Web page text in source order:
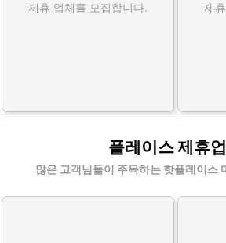
제휴 업체를 모집합니다. 제
플레이스 제휴
많은 고객님들이 주목하는 핫플레이스